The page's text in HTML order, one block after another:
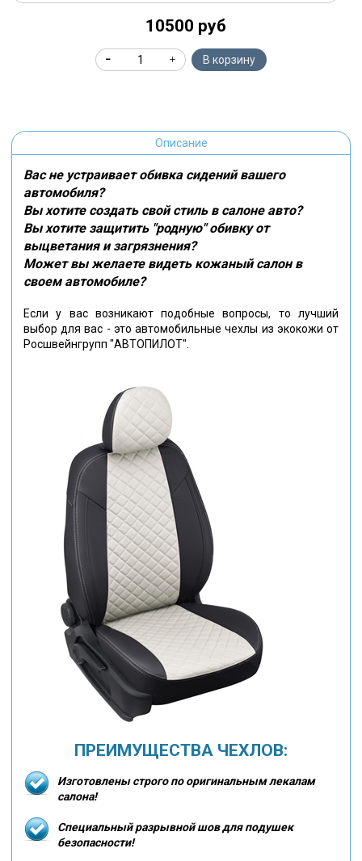
10500 руб
В корзину
Описание
Вас не устраивает обивка сидений вашего
автомобиля?
Вы хотите создать свой стиль в салоне авто?
Вы хотите защитить "родную" обивку от
выцветания и загрязнения?
Может вы желаете видеть кожаный салон в
своем автомобиле?
Если у вас возникают подобные вопросы, то лучший
выбор для вас - это автомобильные чехлы из экокожи от
Росшвейнгрупп "АВТОПИЛОТ".
ПРЕИМУЩЕСТВА ЧЕХЛОВ:
Изготовлены строго по оригинальным лекалам
салона!
Специальный разрывной шов для подушек
безопасности!